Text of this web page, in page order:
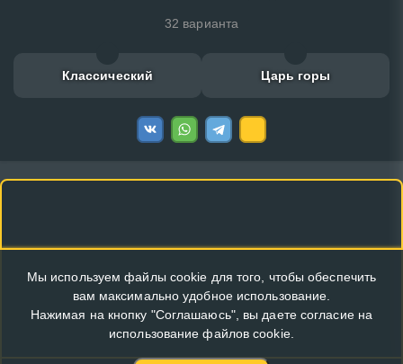
32 варианта
Классический Царь горы
Мы используем файлы cookie для того, чтобы обеспечить
вам максимально удобное использование.
Нажимая на кнопку "Соглашаюсь", вы даете согласие на
использование файлов cookie.